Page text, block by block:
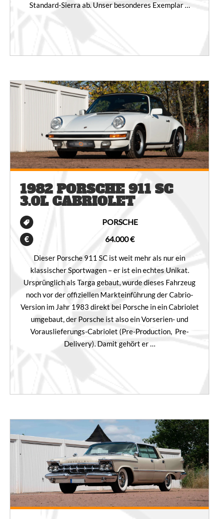
Standard-Sierra ab. Unser besonderes Exemplar …
1982 PORSCHE 911 SC
3.0L CABRIOLET
PORSCHE
64.000 €
Dieser Porsche 911 SC ist weit mehr als nur ein
klassischer Sportwagen – er ist ein echtes Unikat.
Ursprünglich als Targa gebaut, wurde dieses Fahrzeug
noch vor der offiziellen Markteinführung der Cabrio-
Version im Jahr 1983 direkt bei Porsche in ein Cabriolet
umgebaut, der Porsche ist also ein Vorserien- und
Vorauslieferungs-Cabriolet (Pre-Production, Pre-
Delivery). Damit gehört er …